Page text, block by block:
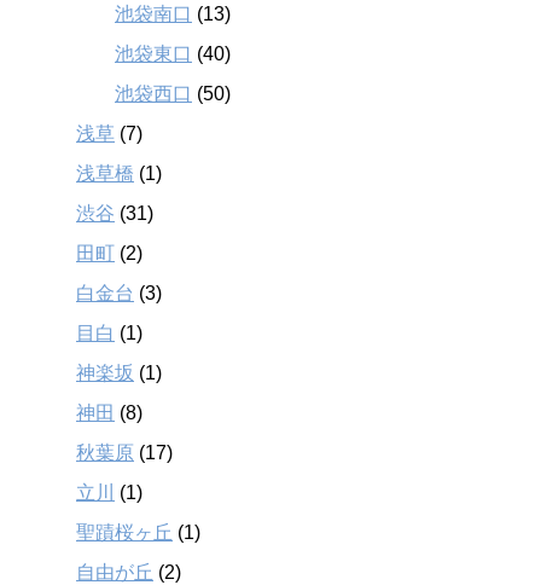
池袋南口 (13)
池袋東口 (40)
池袋西口 (50)
浅草 (7)
浅草橋 (1)
渋谷 (31)
田町 (2)
白金台 (3)
目白 (1)
神楽坂 (1)
神田 (8)
秋葉原 (17)
立川
(1)
聖蹟桜ヶ丘 (1)
自由が丘 (2)